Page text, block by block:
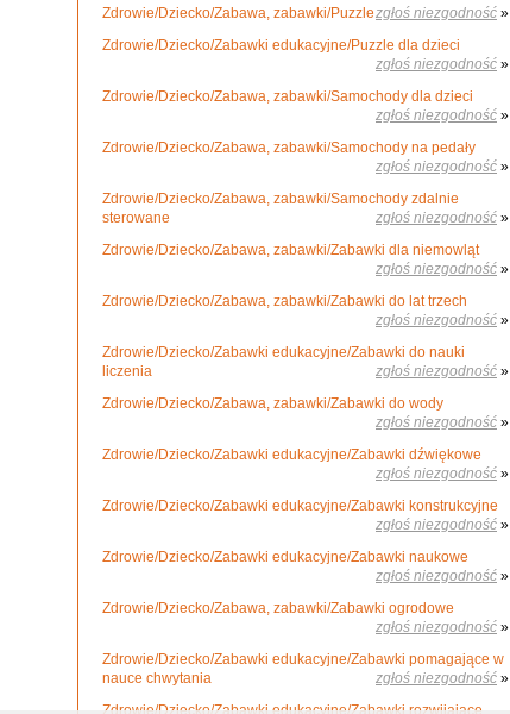
Zdrowie/Dziecko/Zabawa, zabawki/Puzzlezgłoś niezgodność »
Zdrowie/Dziecko/Zabawki edukacyjne/Puzzle dla dzieci
zgłoś niezgodność »
Zdrowie/Dziecko/Zabawa, zabawki/Samochody dla dzieci
zgłoś niezgodność »
Zdrowie/Dziecko/Zabawa, zabawki/Samochody na pedały
zgłoś niezgodność »
Zdrowie/Dziecko/Zabawa, zabawki/Samochody zdalnie
sterowane
zgłoś niezgodność »
Zdrowie/Dziecko/Zabawa, zabawki/Zabawki dla niemowląt
zgłoś niezgodność »
Zdrowie/Dziecko/Zabawa, zabawki/Zabawki do lat trzech
zgłoś niezgodność »
Zdrowie/Dziecko/Zabawki edukacyjne/Zabawki do nauki
liczenia
zgłoś niezgodność »
Zdrowie/Dziecko/Zabawa, zabawki/Zabawki do wody
zgłoś niezgodność »
Zdrowie/Dziecko/Zabawki edukacyjne/Zabawki dźwiękowe
zgłoś niezgodność »
Zdrowie/Dziecko/Zabawki edukacyjne/Zabawki konstrukcyjne
zgłoś niezgodność »
Zdrowie/Dziecko/Zabawki edukacyjne/Zabawki naukowe
zgłoś niezgodność »
Zdrowie/Dziecko/Zabawa, zabawki/Zabawki ogrodowe
zgłoś niezgodność »
Zdrowie/Dziecko/Zabawki edukacyjne/Zabawki pomagające w
nauce chwytania
zgłoś niezgodność »
Zdrowie/Dziecko/Zabawki edukacyjne/Zabawki rozwijające